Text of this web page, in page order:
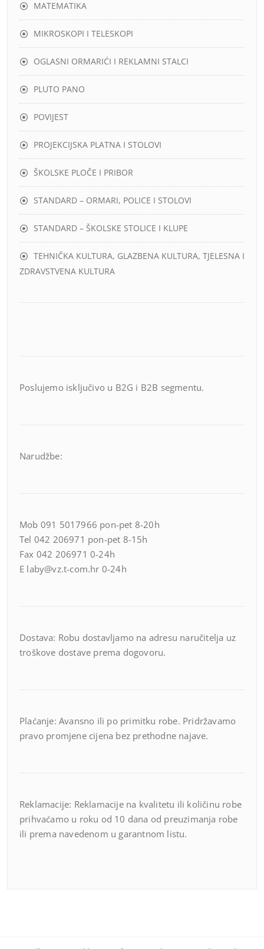
MATEMATIKA
MIKROSKOPI I TELESKOPI
OGLASNI ORMARIĆI I REKLAMNI STALCI
PLUTO PANO
POVIJEST
PROJEKCIJSKA PLATNA I STOLOVI
ŠKOLSKE PLOČE I PRIBOR
STANDARD – ORMARI, POLICE I STOLOVI
STANDARD – ŠKOLSKE STOLICE I KLUPE
TEHNIČKA KULTURA, GLAZBENA KULTURA, TJELESNA I
ZDRAVSTVENA KULTURA
Poslujemo isključivo u B2G i B2B segmentu.
Narudžbe:
Mob 091 5017966 pon-pet 8-20h
Tel 042 206971 pon-pet 8-15h
Fax 042 206971 0-24h
E laby@vz.t-com.hr 0-24h
Dostava: Robu dostavljamo na adresu naručitelja uz
troškove dostave prema dogovoru.
Plaćanje: Avansno ili po primitku robe. Pridržavamo
pravo promjene cijena bez prethodne najave.
Reklamacije: Reklamacije na kvalitetu ili količinu robe
prihvaćamo u roku od 10 dana od preuzimanja robe
ili prema navedenom u garantnom listu.